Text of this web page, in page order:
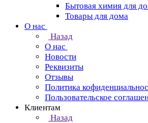
Бытовая химия для
Товары для дома
О нас
Назад
О нас
Новости
Реквизиты
Отзывы
Политика
Пользовательское
Клиентам
Назад